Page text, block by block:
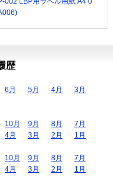
歴
6月 5月 4月
3月
10月 9月 8月
7月
4月 3月 2月
1月
10月 9月 8月
7月
4月 3月 2月
1月